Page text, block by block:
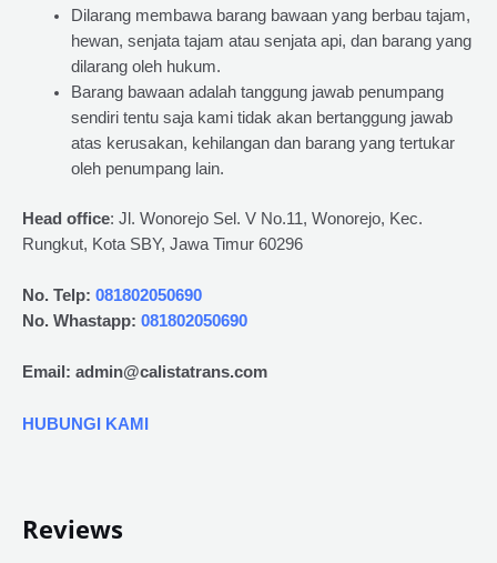
Dilarang membawa barang bawaan yang berbau tajam,
hewan, senjata tajam atau senjata api, dan barang yang
dilarang oleh hukum.
Barang bawaan adalah tanggung jawab penumpang
sendiri tentu saja kami tidak akan bertanggung jawab
atas kerusakan, kehilangan dan barang yang tertukar
oleh penumpang lain.
Head office: Jl. Wonorejo Sel. V No.11, Wonorejo, Kec.
Rungkut, Kota SBY, Jawa Timur 60296
No. Telp: 081802050690
No. Whastapp: 081802050690
Email: admin@calistatrans.com
HUBUNGI KAMI
Reviews